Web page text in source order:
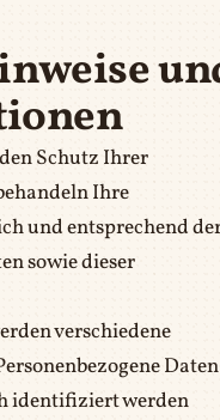
Schutz Ihrer
Ihre
und entsprechend
sowie dieser
verschiedene
Daten
identifiziert werden